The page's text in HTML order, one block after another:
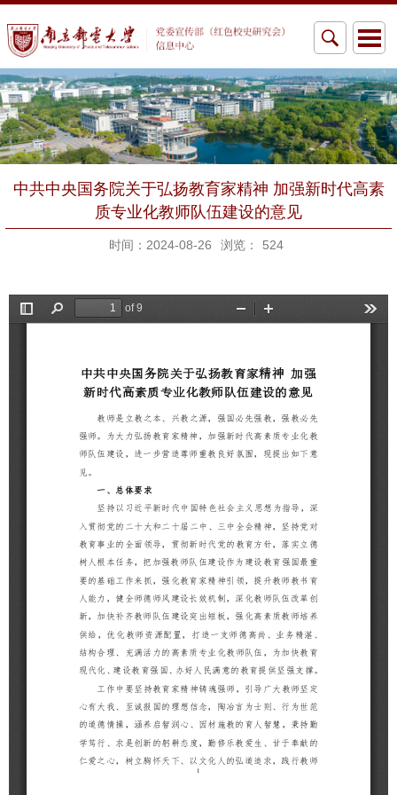
中共中央国务院关于弘扬教育家精神 加强新时代高素
质专业化教师队伍建设的意见
时间：2024-08-26 浏览： 524